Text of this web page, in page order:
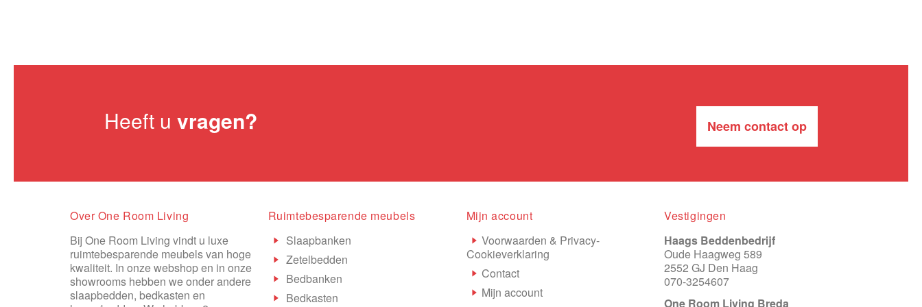
Heeft u vragen? Neem contact op
Over One Room Living
Bij One Room Living vindt u luxe
ruimtebesparende meubels van hoge
kwaliteit. In onze webshop en in onze
showrooms hebben we onder andere
slaapbedden, bedkasten en
Ruimtebesparende meubels
Slaapbanken
Zetelbedden
Bedbanken
Bedkasten
Mijn account
Voorwaarden & Privacy-
Cookieverklaring
Contact
Mijn account
Vestigingen
Haags Beddenbedrijf
Oude Haagweg 589
2552 GJ Den Haag
070-3254607
One Room Living Breda